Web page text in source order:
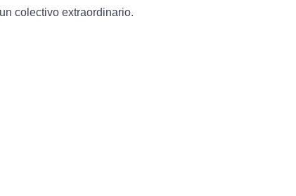
colectivo extraordinario.